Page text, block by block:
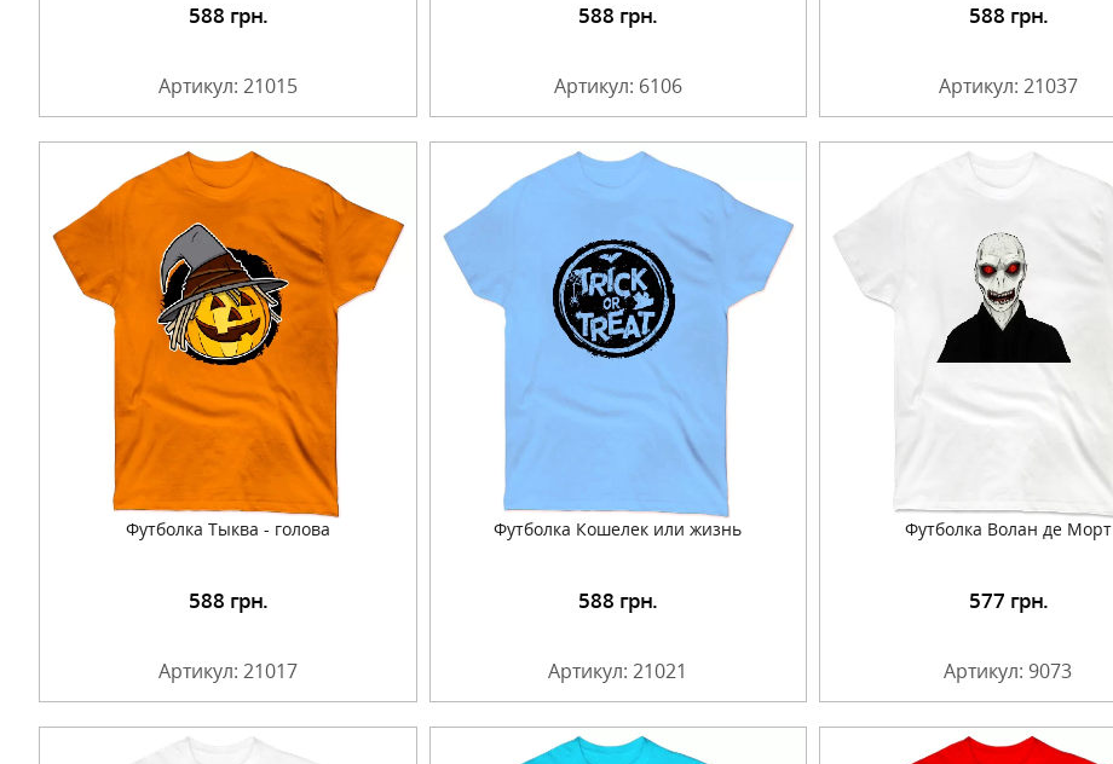
588 грн.
Артикул: 21015
Подробнее 588 грн.
Артикул: 6106
Подробнее 588 грн.
Артикул: 21037
Подробнее
Футболка Тыква - голова
588 грн.
Артикул: 21017
Футболка Кошелек или жизнь
Подробнее 588 грн.
Артикул: 21021
Футболка Волан де Морт
Подробнее 577 грн.
Артикул: 9073
Подробнее